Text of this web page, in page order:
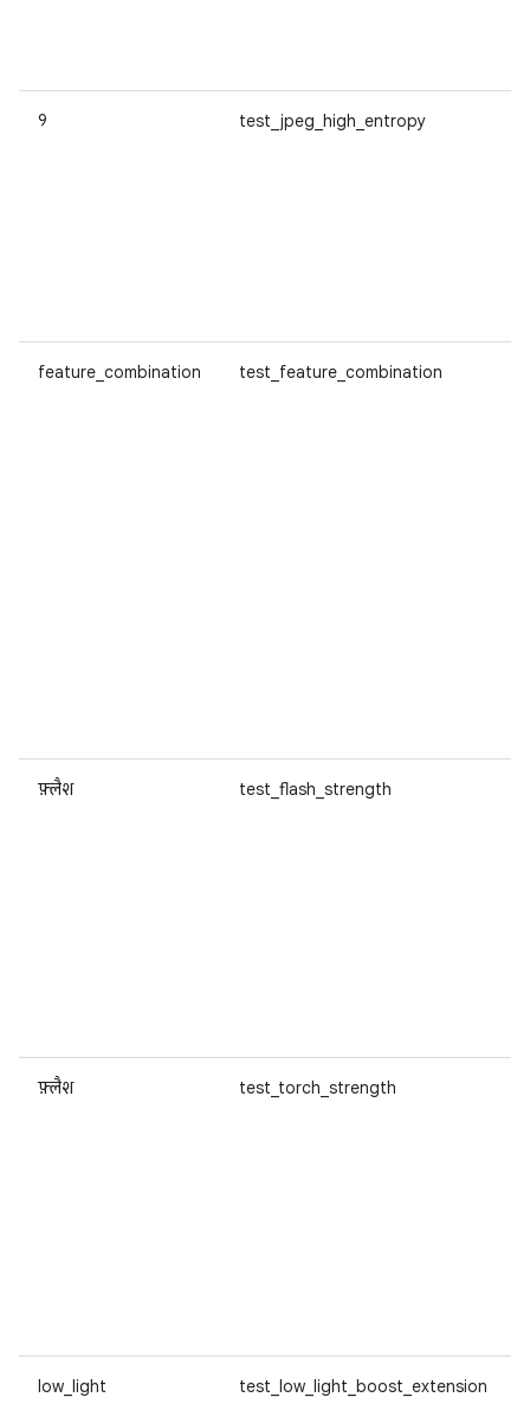
9 test_jpeg_high_entropy
feature_combination test_feature_combination
फ़्लैश test_flash_strength
फ़्लैश test_torch_strength
low_light test_low_light_boost_extension